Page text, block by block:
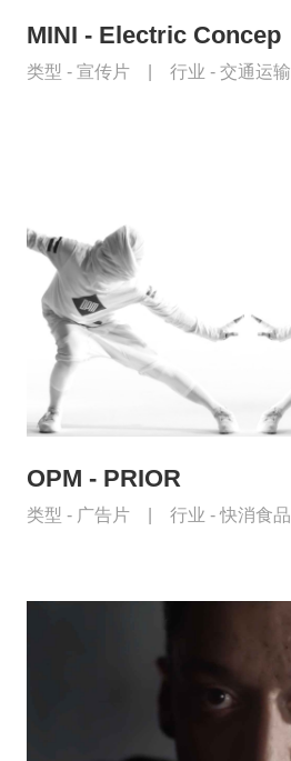
MINI - Electric Concep
类型 - 宣传片 行业 - 交通运输
OPM - PRIOR
类型 - 广告片 行业 -快消食品